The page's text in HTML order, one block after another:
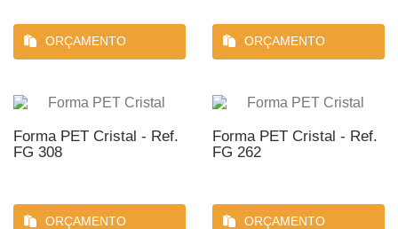
ORÇAMENTO ORÇAMENTO
Forma PET Cristal - Ref.
FG 308
ORÇAMENTO
Forma PET Cristal - Ref.
FG 262
ORÇAMENTO